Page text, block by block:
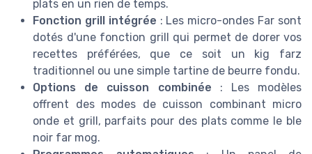
plats en un rien de temps.
Fonction grill intégrée : Les micro-ondes Far sont
dotés d'une fonction grill qui permet de dorer vos
recettes préférées, que ce soit un kig farz
traditionnel ou une simple tartine de beurre fondu.
Options de cuisson combinée : Les modèles
offrent des modes de cuisson combinant micro
onde et grill, parfaits pour des plats comme le ble
noir far mog.